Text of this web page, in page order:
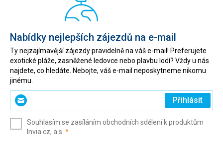
Nabídky nejlepších zájezdů na e-mail
Ty nejzajímavější zájezdy pravidelně na váš e-mail! Preferujete
exotické pláže, zasněžené ledovce nebo plavbu lodí? Vždy u nás
najdete, co hledáte. Nebojte, váš e-mail neposkytneme nikomu
jinému.
Zadejte
svůj
(povinné)
Přihlásit
Souhlasím se zasíláním obchodních sdělení k produktům
Invia.cz, a.s. *(povinné)